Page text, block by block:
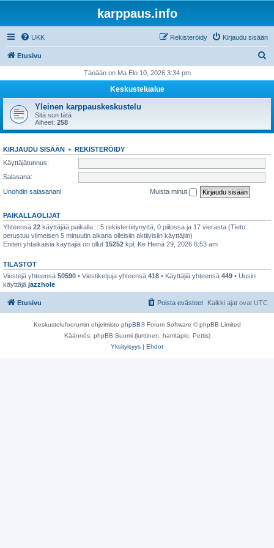
karppaus.info
UKK Kirjaudu sisään
Rekisteröidy
Etusivu
i
Tänään on Ma Elo 10, 2026 3:34 pm
Keskustelualue
Yleinen karppauskeskustelu
Sitä sun tätä
Aiheet: 258
KIRJAUDU SISÄÄN • REKISTERÖIDY
Käyttäjätunnus:
Salasana:
Unohdin salasanani
Muista minut
PAIKALLAOLIJAT
Yhteensä 22 käyttäjää paikalla :: 5 rekisteröitynyttä, 0 piilossa ja 17 vierasta (Tieto
perustuu viimeisen 5 minuutin aikana olleisiin aktiivisiin käyttäjiin)
Eniten yhtaikaisia käyttäjiä on ollut 15252 kpl, Ke Heinä 29, 2026 6:53 am
TILASTOT
Viestejä yhteensä 50590 • Viestiketjuja yhteensä 418 • Käyttäjiä yhteensä 449 • Uusin
käyttäjä jazzhole
Etusivu Kaikki ajat ovat UTC
Poista evästeet
Keskustelufoorumin ohjelmisto phpBB® Forum Software © phpBB Limited
Käännös: phpBB Suomi (lurttinen, harritapio, Pettis)
Yksityisyys | Ehdot